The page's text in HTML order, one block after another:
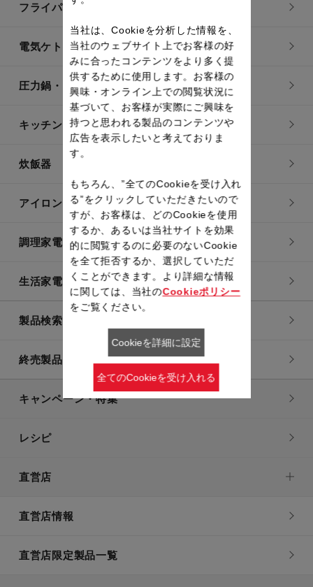
フライパン・鍋
電気ケトル
圧力鍋・電気圧力鍋
キッチン用品
炊飯器
アイロン・衣類スチーマー
調理家電
生活家電
製品検索一覧
終売製品一覧
キャンペーン・特集
レシピ
直営店
直営店情報
直営店限定製品一覧
当社は、Cookieを分析した情報を、
当社のウェブサイト上でお客様の好
みに合ったコンテンツをより多く提
供するために使用します。お客様の
興味・オンライン上での閲覧状況に
基づいて、お客様が実際にご興味を
持つと思われる製品のコンテンツや
広告を表示したいと考えておりま
す。
もちろん、”全てのCookieを受け入れ
る”をクリックしていただきたいので
すが、お客様は、どのCookieを使用
するか、あるいは当社サイトを効果
的に閲覧するのに必要のないCookie
を全て拒否するか、選択していただ
くことができます。より詳細な情報
に関しては、当社のCookieポリシー
をご覧ください。
Cookieを詳細に設定
全てのCookieを受け入れる